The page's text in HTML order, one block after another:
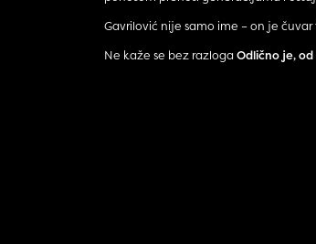
Gavrilović nije samo ime – on je
Ne kaže se bez razloga Odlično je,